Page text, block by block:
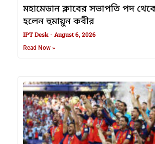
মহামেডান ক্লাবের সভাপতি পদ
হলেন হুমায়ুন কবীর
IPT Desk August 6, 2026
Read Now »